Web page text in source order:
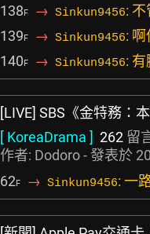
138F → Sinkun9456:
139F → Sinkun9456:
140F → Sinkun9456:
[LIVE] SBS《金特務：
[ KoreaDrama ] 262 留
作者: Dodoro- 發表於
62F → Sinkun9456: 一